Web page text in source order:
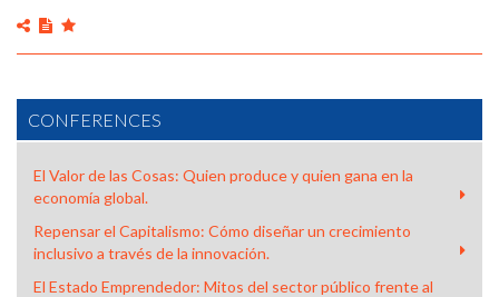
CONFERENCES
El Valor de las Cosas: Quien produce y quien gana en la
economía global.
Repensar el Capitalismo: Cómo diseñar un crecimiento
inclusivo a través de la innovación.
El Estado Emprendedor: Mitos del sector público frente al